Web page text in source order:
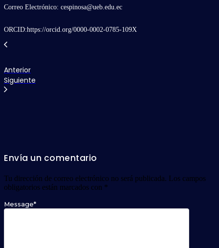
Correo Electrónico: cespinosa@ueb.edu.ec
ORCID:https://orcid.org/0000-0002-0785-109X
Anterior
Siguiente
Envía un comentario
Tu dirección de correo electrónico no será publicada. Los campos
obligatorios están marcados con *
Message*